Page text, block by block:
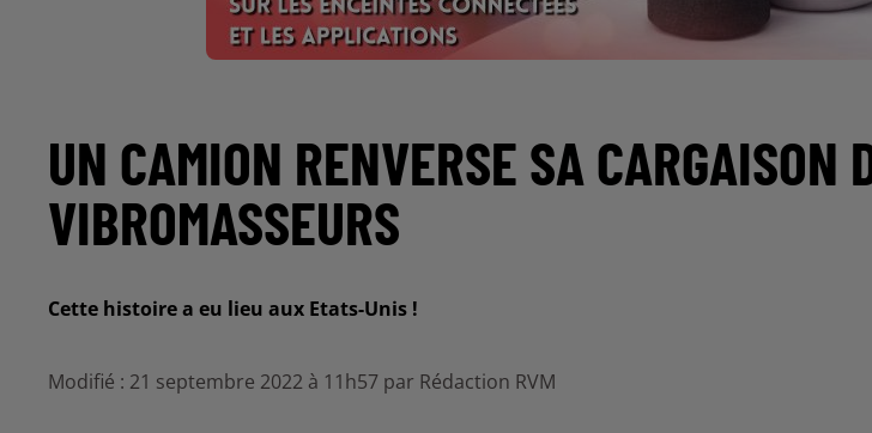
UN CAMION RENVERSE SA CARGAISON
VIBROMASSEURS
Cette histoire a eu lieu aux Etats-Unis !
Modifié : 21 septembre 2022 à 11h57 par Rédaction RVM